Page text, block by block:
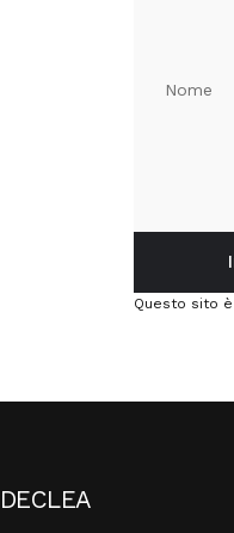
Nome
Questo sito
DECLEA